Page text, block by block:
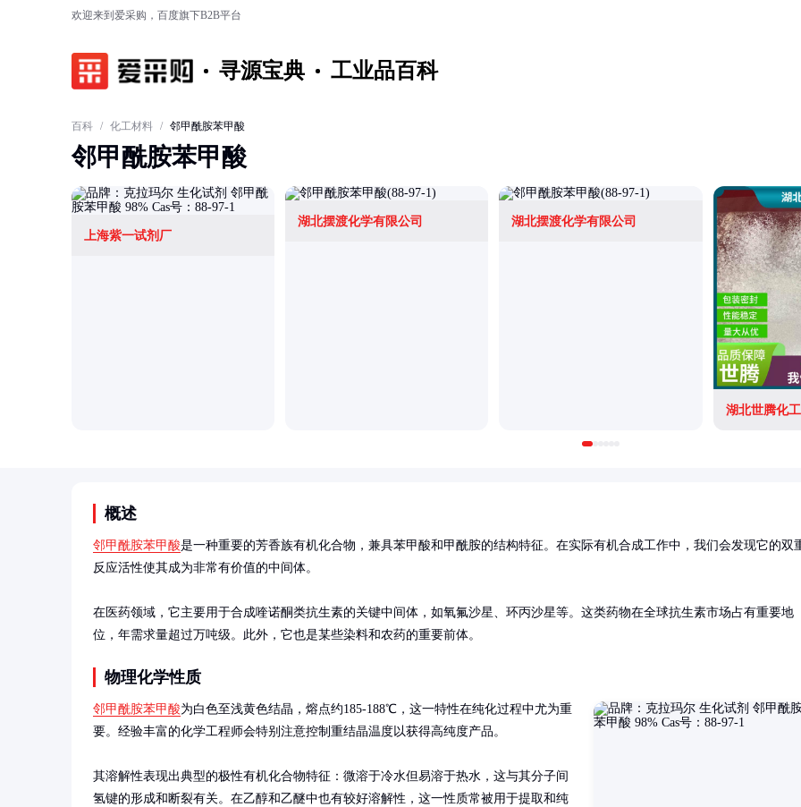
欢迎来到爱采购，百度旗下B2B平台
寻源宝典 工业品百科
百科 / 化工材料 / 邻甲酰胺苯甲酸
邻甲酰胺苯甲酸
上海紫一试剂厂
湖北摆渡化学有限公司 湖北摆渡化学有限公司
湖北世腾化
概述
邻甲酰胺苯甲酸是一种重要的芳香族有机化合物，兼具苯甲酸和甲酰胺的结构特征。在实际有机合成工作中，我们会发现它的双
反应活性使其成为非常有价值的中间体。
在医药领域，它主要用于合成喹诺酮类抗生素的关键中间体，如氧氟沙星、环丙沙星等。这类药物在全球抗生素市场占有重要地
位，年需求量超过万吨级。此外，它也是某些染料和农药的重要前体。
物理化学性质
邻甲酰胺苯甲酸为白色至浅黄色结晶，熔点约185-188℃，这一特性在纯化过程中尤为重
要。经验丰富的化学工程师会特别注意控制重结晶温度以获得高纯度产品。
其溶解性表现出典型的极性有机化合物特征：微溶于冷水但易溶于热水，这与其分子间
氢键的形成和断裂有关。在乙醇和乙醚中也有较好溶解性，这一性质常被用于提取和纯